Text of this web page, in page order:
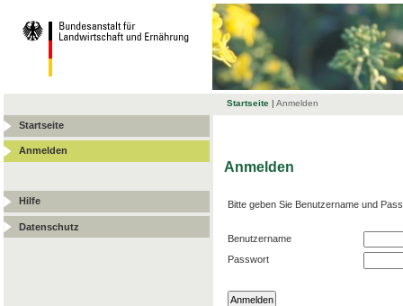
Startseite | Anmelden
Startseite
Anmelden
Hilfe
Datenschutz
Anmelden
Bitte geben Sie Benutzername und
Benutzername
Passwort